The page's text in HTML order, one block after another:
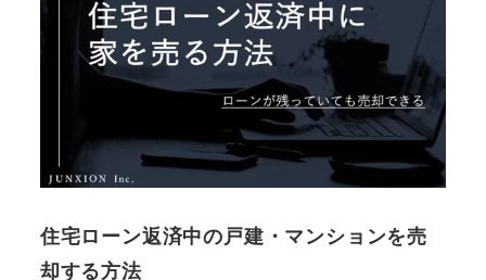
住宅ローン返済中の戸建・マンションを売
却する方法